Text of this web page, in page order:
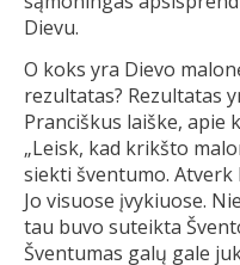
Dievu.
O koks yra Dievo
rezultatas? Rezultatas
Pranciškus laiške, apie
„Leisk, kad krikšto
siekti šventumo. Atverk
Jo visuose įvykiuose.
tau buvo suteikta
Šventumas galų gale